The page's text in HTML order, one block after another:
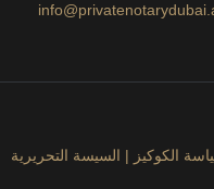
|السيسة التحريرية